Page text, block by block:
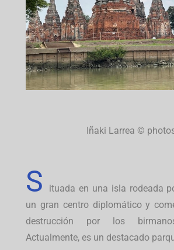
Iñaki Larrea ©
S
ituada en una isla rodeada
un gran centro diplomático y
destrucción por los
Actualmente, es un destacado